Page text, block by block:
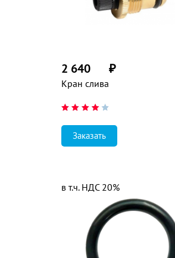
Кран слива
2 640 ₽
Заказать
в т.ч. НДС 20%